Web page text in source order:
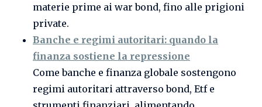
materie prime ai war bond, fino alle prigioni
private.
Banche e regimi autoritari: quando la
finanza sostiene la repressione
Come banche e finanza globale sostengono
regimi autoritari attraverso bond, Etf e